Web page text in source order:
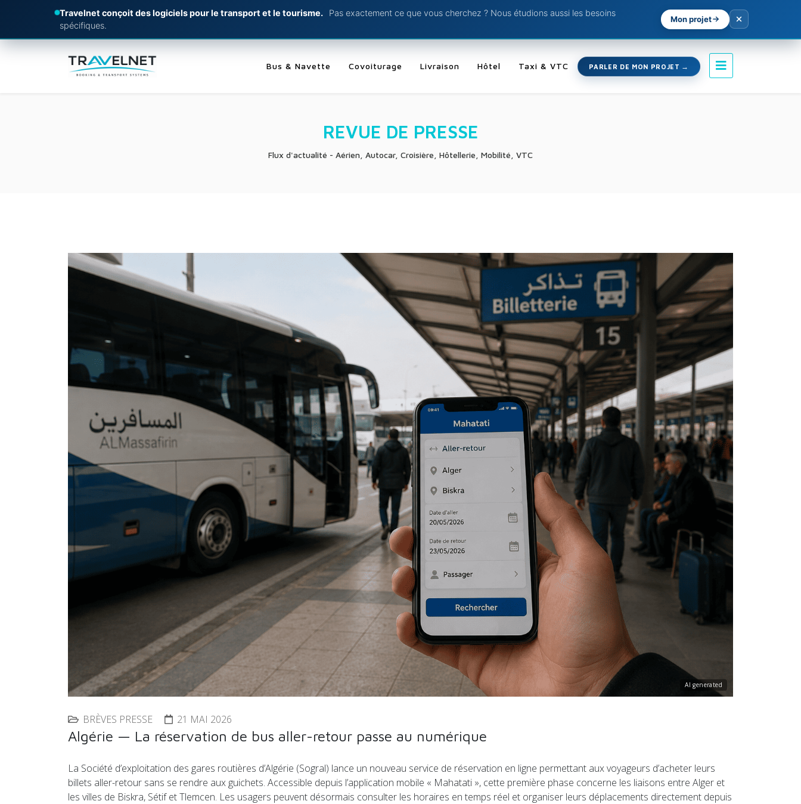
Travelnet conçoit des logiciels pour le transport et le tourisme.
Pas exactement ce que vous cherchez ? Nous étudions aussi les besoins
spécifiques.
Mon projet
Bus & Navette Covoiturage Livraison Hôtel Taxi & VTC PARLER DE MON PROJET
REVUE DE PRESSE
Flux d'actualité - Aérien, Autocar, Croisière, Hôtellerie, Mobilité, VTC
AI generated
BRÈVES PRESSE 21 MAI 2026
Algérie — La réservation de bus aller-retour passe au numérique
La Société d’exploitation des gares routières d’Algérie (Sogral) lance un nouveau service de réservation en ligne permettant aux voyageurs d’acheter leurs
billets aller-retour sans se rendre aux guichets. Accessible depuis l’application mobile « Mahatati », cette première phase concerne les liaisons entre Alger et
les villes de Biskra, Sétif et Tlemcen. Les usagers peuvent désormais consulter les horaires en temps réel et organiser leurs déplacements directement depuis